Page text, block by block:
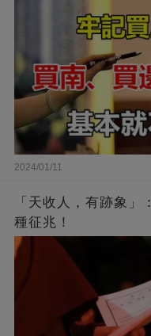
2024/01/11
「天收人，有跡象
種征兆！